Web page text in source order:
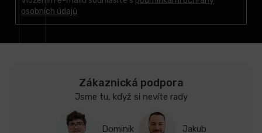
osobních údajů
Zákaznická podpora
Jsme tu, když si nevíte rady
Dominik Jakub